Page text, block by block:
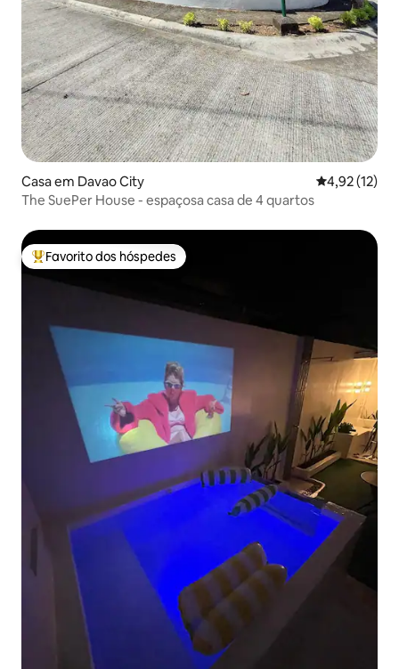
Casa em Davao City Classificação
4,92 (12)
The SuePer House - espaçosa casa de 4 quartos
Favoritos dos hóspedes mais apreciados
Favorito dos hóspedes